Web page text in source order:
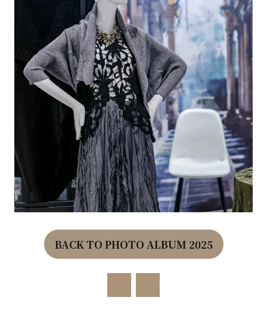
BACK TO PHOTO ALBUM 2025
(OPENS
NEW